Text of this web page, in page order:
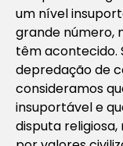
um nível
grande número,
têm acontecido.
depredação de
consideramos
insuportável e
disputa